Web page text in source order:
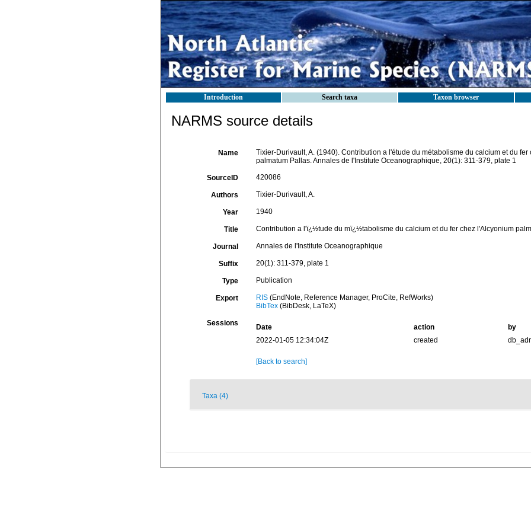
Introduction Search taxa Taxon browser
NARMS source details
Name
Tixier-Durivault, A. (1940). Contribution a l'étude du métabolisme du calcium et du fer
palmatum Pallas. Annales de l'Institute Oceanographique, 20(1): 311-379, plate 1
SourceID 420086
Authors Tixier-Durivault, A.
Year 1940
Title Contribution a l'ï¿½tude du mï¿½tabolisme du calcium et du fer chez l'Alcyonium
Journal Annales de l'Institute Oceanographique
Suffix 20(1): 311-379, plate 1
Type Publication
Export RIS(EndNote, Reference Manager, ProCite, RefWorks)
BibTex(BibDesk, LaTeX)
Sessions Date action
by
2022-01-05 12:34:04Z
created
[Back to search]
Taxa (4)